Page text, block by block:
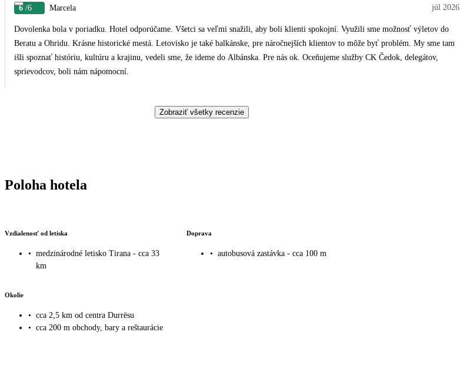
6 /6 Marcela júl 2026
Dovolenka bola v poriadku. Hotel odporúčame. Všetci sa veľmi snažili, aby boli klienti spokojní. Využili sme možnosť výletov do
Beratu a Ohridu. Krásne historické mestá. Letovisko je také balkánske, pre náročnejších klientov to môže byť problém. My sme tam
išli spoznať históriu, kultúru a krajinu, vedeli sme, že ideme do Albánska. Pre nás ok. Oceňujeme služby CK Čedok, delegátov,
sprievodcov, boli nám nápomocní.
Zobraziť všetky recenzie
Poloha hotela
Vzdialenosť od letiska
• medzinárodné letisko Tirana - cca 33
km
Doprava
• autobusová zastávka - cca 100 m
Okolie
• cca 2,5 km od centra Durrësu
• cca 200 m obchody, bary a reštaurácie